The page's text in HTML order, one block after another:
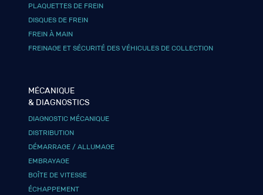
PLAQUETTES DE FREIN
DISQUES DE FREIN
FREIN À MAIN
FREINAGE ET SÉCURITÉ DES VÉHICULES DE COLLECTION
MÉCANIQUE
& DIAGNOSTICS
DIAGNOSTIC MÉCANIQUE
DISTRIBUTION
DÉMARRAGE / ALLUMAGE
EMBRAYAGE
BOÎTE DE VITESSE
ÉCHAPPEMENT